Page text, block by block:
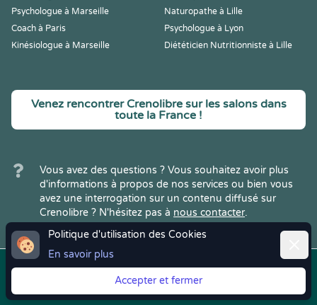
Politique d'utilisation des Cookies
En savoir plus
Accepter et fermer
Psychologue à Marseille
Naturopathe à Lille
Coach à Paris
Psychologue à Lyon
Kinésiologue à Marseille
Diététicien Nutritionniste à Lille
Venez rencontrer Crenolibre sur les salons dans
toute la France !
Vous avez des questions ? Vous souhaitez avoir plus
d'informations à propos de nos services ou bien vous
avez une interrogation sur un contenu diffusé sur
Crenolibre ? N'hésitez pas à nous contacter.
Copyright © 2022Crenolibre, tous
Mentions
Légales
| CGV | RGPD